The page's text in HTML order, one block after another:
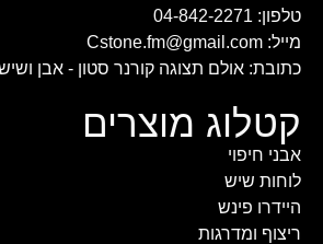
טלפון: 04-842-2271
מייל: Cstone.fm@gmail.com
כתובת: אולם תצוגה קורנר סטון - אבן
קטלוג מוצרים
אבני חיפוי
לוחות שיש
היידרו פינש
ריצוף ומדרגות